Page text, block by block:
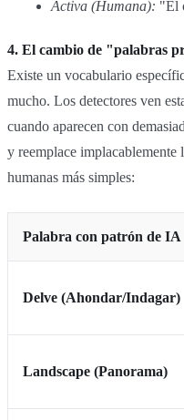
Activa (Humana): "El
4. El cambio de "palabras
Existe un vocabulario
mucho. Los detectores ven
cuando aparecen con
y reemplace implacablemente
humanas más simples:
Palabra con patrón de IA
Delve (Ahondar/Indagar)
Landscape (Panorama)